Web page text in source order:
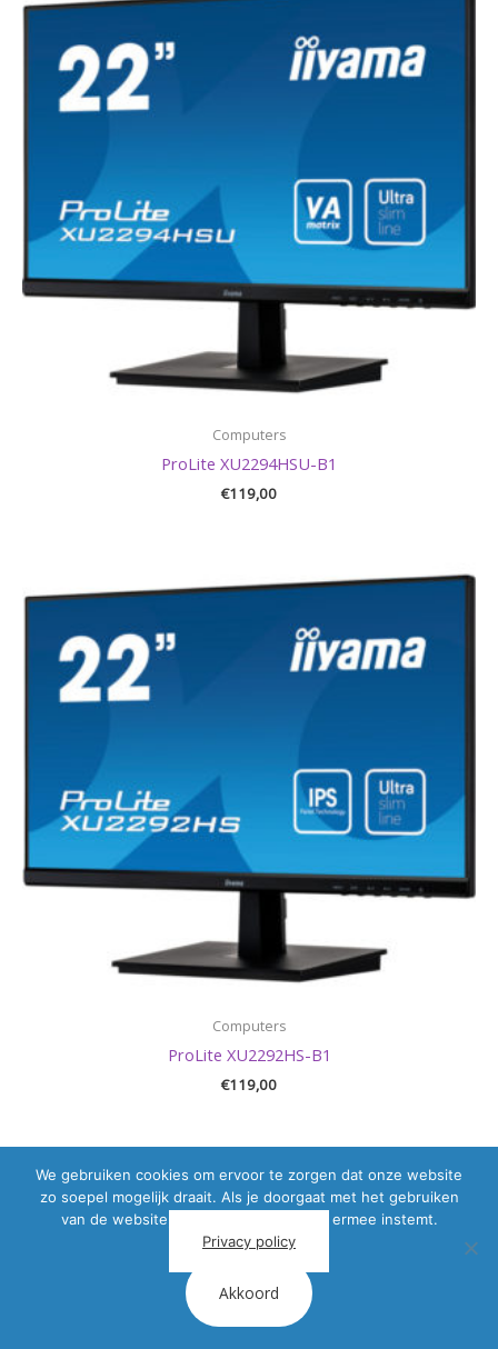
Computers
ProLite XU2294HSU-B1
€119,00
Computers
ProLite XU2292HS-B1
€119,00
We gebruiken cookies om ervoor te zorgen dat onze website
zo soepel mogelijk draait. Als je doorgaat met het gebruiken
van de website, gaan we er vanuit dat ermee instemt.
Privacy policy
Akkoord